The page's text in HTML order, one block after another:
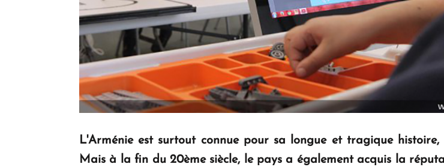
L'Arménie est surtout connue pour sa longue et tragique histoire,
Mais à la fin du 20ème siècle, le pays a également acquis la